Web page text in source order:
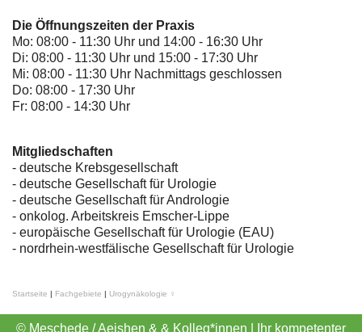
Die Öffnungszeiten der Praxis
Mo: 08:00 - 11:30 Uhr und 14:00 - 16:30 Uhr
Di: 08:00 - 11:30 Uhr und 15:00 - 17:30 Uhr
Mi: 08:00 - 11:30 Uhr Nachmittags geschlossen
Do: 08:00 - 17:30 Uhr
Fr: 08:00 - 14:30 Uhr
Mitgliedschaften
- deutsche Krebsgesellschaft
- deutsche Gesellschaft für Urologie
- deutsche Gesellschaft für Andrologie
- onkolog. Arbeitskreis Emscher-Lippe
- europäische Gesellschaft für Urologie (EAU)
- nordrhein-westfälische Gesellschaft für Urologie
Startseite | Fachgebiete | Urogynäkologie ♀
© Meschede / Aeishen & & Kolleg*innen | Ihr kompetenter